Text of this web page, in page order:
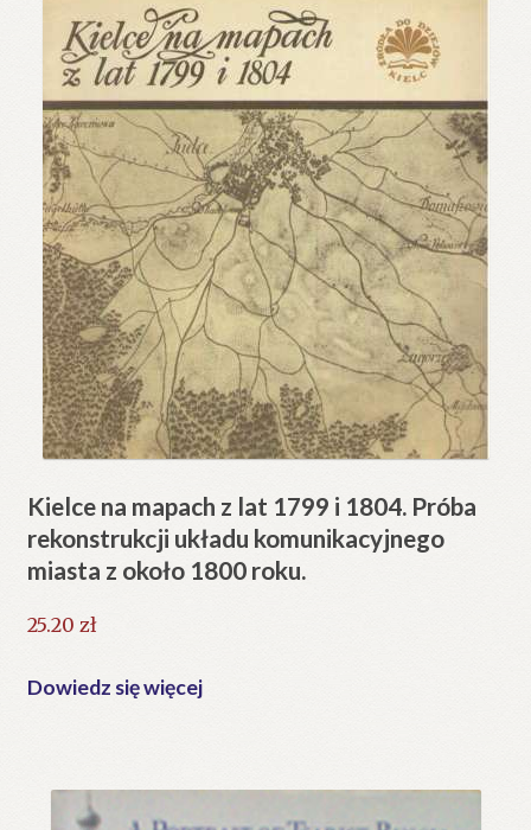
Kielce na mapach z lat 1799 i 1804. Próba
rekonstrukcji układu komunikacyjnego
miasta z około 1800 roku.
25.20 zł
Dowiedz się więcej